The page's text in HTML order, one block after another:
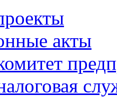
акты